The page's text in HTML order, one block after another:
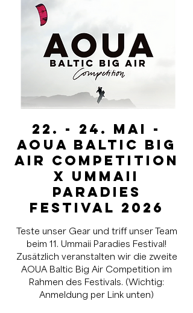
22. - 24. Mai -
AOUA Baltic Big
Air Competition
x Ummaii
Paradies
Festival 2026
Teste unser Gear und triff unser Team
beim 11. Ummaii Paradies Festival!
Zusätzlich veranstalten wir die zweite
AOUA Baltic Big Air Competition im
Rahmen des Festivals. (Wichtig:
Anmeldung per Link unten)